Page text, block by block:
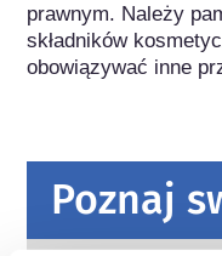
prawnym. Należy
składników
obowiązywać inne
Poznaj